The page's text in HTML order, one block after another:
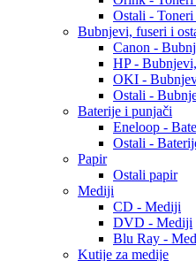
Ostali -
Bubnjevi, fuseri i
Canon -
HP -
OKI -
Ostali -
Baterije i punjači
Eneloop -
Ostali -
Papir
Ostali papir
Mediji
CD - Mediji
DVD - Mediji
Blu Ray -
Kutije za medije